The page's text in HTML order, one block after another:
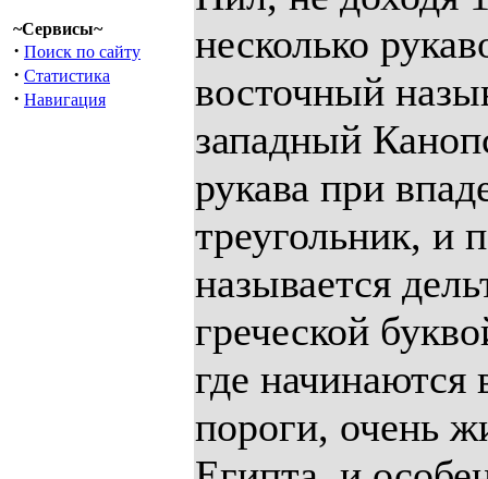
~Сервисы~
· Поиск по сайту
· Статистика
· Навигация